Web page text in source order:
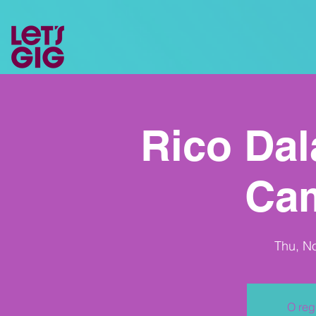
Rico
Thu,
O